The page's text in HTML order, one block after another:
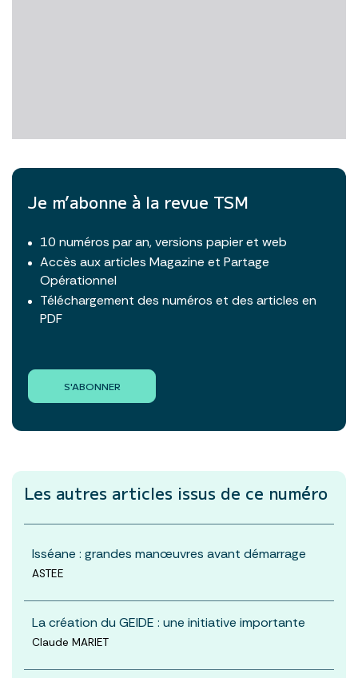
Je m’abonne à la revue TSM
10 numéros par an, versions papier et web
Accès aux articles Magazine et Partage
Opérationnel
Téléchargement des numéros et des articles en
PDF
S'ABONNER
Les autres articles issus de ce numéro
Isséane : grandes manœuvres avant démarrage
ASTEE
La création du GEIDE : une initiative importante
Claude MARIET